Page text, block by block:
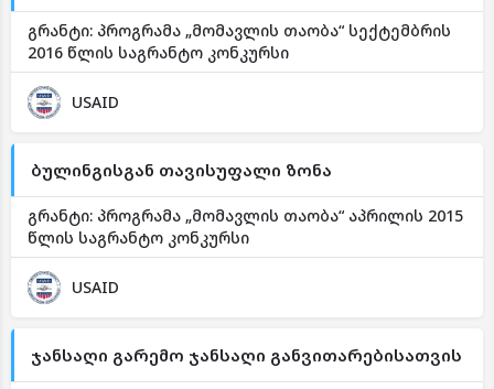
გრანტი: პროგრამა „მომავლის თაობა“ სექტემბრის
2016 წლის საგრანტო კონკურსი
USAID
ბულინგისგან თავისუფალი ზონა
გრანტი: პროგრამა „მომავლის თაობა“ აპრილის 2015
წლის საგრანტო კონკურსი
USAID
ჯანსაღი გარემო ჯანსაღი განვითარებისათვის